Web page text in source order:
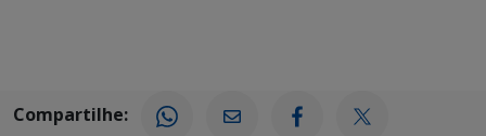
Compartilhe: